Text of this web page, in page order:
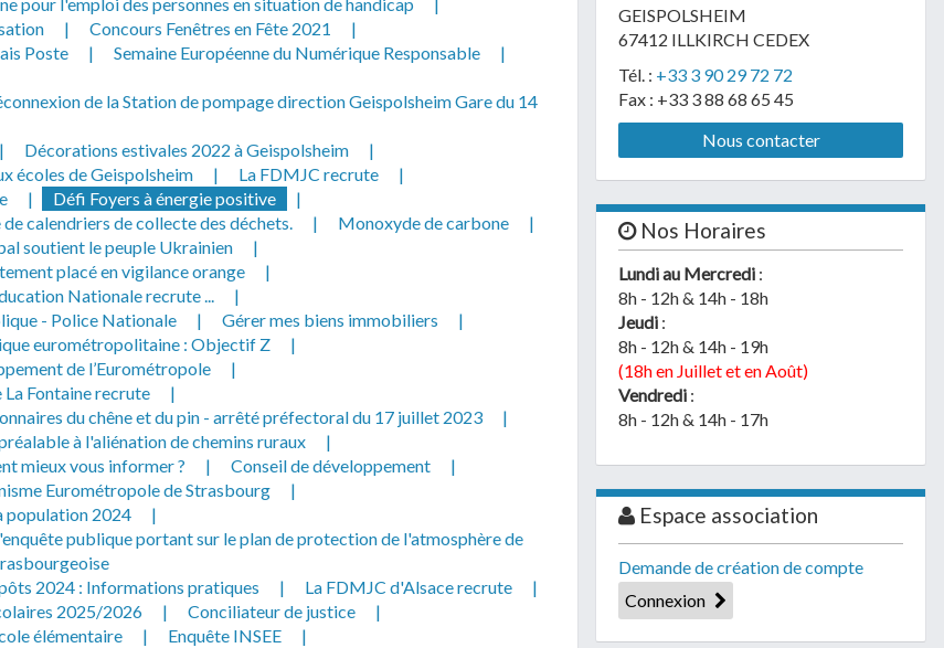
| Concours Fenêtres en Fête 2021
|
Poste
| Semaine Européenne du Numérique Responsable
|
de la Station de pompage direction Geispolsheim Gare du 14
| Décorations estivales 2022 à Geispolsheim
|
écoles de Geispolsheim
| La FDMJC recrute
|
| Défi Foyers à énergie positive
|
calendriers de collecte des déchets.
| Monoxyde de carbone
|
soutient le peuple Ukrainien
|
placé en vigilance orange
|
Nationale recrute ...
|
- Police Nationale
| Gérer mes biens immobiliers
|
eurométropolitaine : Objectif Z
|
de l’Eurométropole
|
La Fontaine recrute
|
du chêne et du pin - arrêté préfectoral du 17 juillet 2023
|
à l'aliénation de chemins ruraux
|
mieux vous informer ?
| Conseil de développement
|
Eurométropole de Strasbourg
|
population 2024
|
publique portant sur le plan de protection de l'atmosphère de
2024 : Informations pratiques | La FDMJC d'Alsace recrute
|
2025/2026
| Conciliateur de justice
|
élémentaire
| Enquête INSEE
|
GEISPOLSHEIM
67412 ILLKIRCH CEDEX
Tél. : +33 3 90 29 72 72
Fax : +33 3 88 68 65 45
Nous contacter
Nos Horaires
Lundi au Mercredi :
8h - 12h & 14h - 18h
Jeudi :
8h - 12h & 14h - 19h
(18h en Juillet et en Août)
Vendredi :
8h - 12h & 14h - 17h
Espace association
Demande de création de compte
Connexion